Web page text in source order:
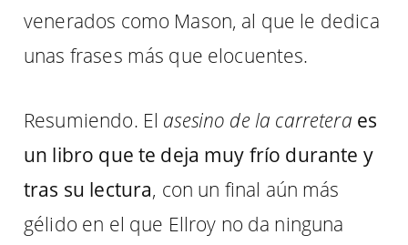
venerados como Mason, al que le dedica
unas frases más que elocuentes.
Resumiendo. El asesino de la carretera es
un libro que te deja muy frío durante y
tras su lectura, con un final aún más
gélido en el que Ellroy no da ninguna